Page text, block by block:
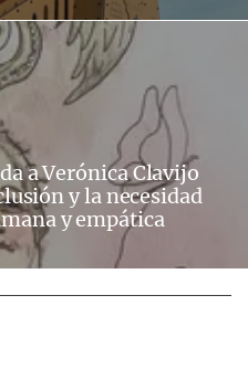
a Verónica Clavijo
y la necesidad
y empática